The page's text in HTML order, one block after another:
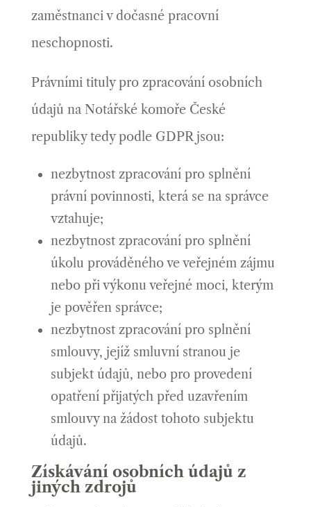
zaměstnanci v dočasné pracovní
neschopnosti.
Právními tituly pro zpracování osobních
údajů na Notářské komoře České
republiky tedy podle GDPR jsou:
nezbytnost zpracování pro splnění
právní povinnosti, která se na správce
vztahuje;
nezbytnost zpracování pro splnění
úkolu prováděného ve veřejném zájmu
nebo při výkonu veřejné moci, kterým
je pověřen správce;
nezbytnost zpracování pro splnění
smlouvy, jejíž smluvní stranou je
subjekt údajů, nebo pro provedení
opatření přijatých před uzavřením
smlouvy na žádost tohoto subjektu
údajů.
Získávání osobních údajů z
jiných zdrojů